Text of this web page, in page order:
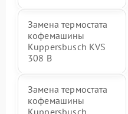
Замена термостата
кофемашины
Kuppersbusch KVS
308 B
Замена термостата
кофемашины